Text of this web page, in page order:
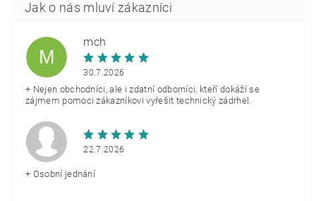
M
mch
30.7.2026
+ Nejen obchodníci, ale i zdatní odborníci, kteří dokáží se
zájmem pomoci zákazníkovi vyřešit technický zádrhel.
22.7.2026
+ Osobní jednání